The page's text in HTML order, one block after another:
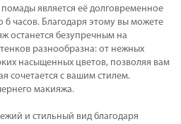
является её долговременное
6 часов. Благодаря этому вы можете
останется безупречным на
разнообразна: от нежных
насыщенных цветов, позволяя вам
сочетается с вашим стилем.
макияжа.
и стильный вид благодаря